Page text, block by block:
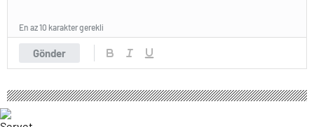
Gönder
En az 10 karakter gerekli